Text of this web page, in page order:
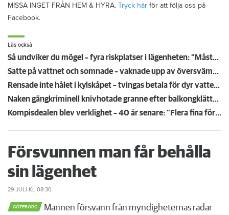
MISSA INGET FRÅN HEM & HYRA. Tryck här för att följa oss på
Facebook.
Läs också
Så undviker du mögel – fyra riskplatser i lägenheten: ”Måste städa bort”
Satte på vattnet och somnade – vaknade upp av översvämning hos grannen
Rensade inte hålet i kylskåpet – tvingas betala för dyr vattenskada
Naken gängkriminell knivhotade granne efter balkongklättring
Kompisdealen blev verklighet – 40 år senare: "Flera fina fördelar med att dela bostad"
Försvunnen man får behålla
sin lägenhet
29 JULI KL 08:30
GÖTEBORG
Mannen försvann från myndigheternas radar